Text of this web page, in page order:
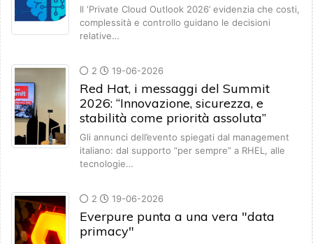
Il ‘Private Cloud Outlook 2026’ evidenzia che costi,
complessità e controllo guidano le decisioni
relative…
2 19-06-2026
Red Hat, i messaggi del Summit
2026: “Innovazione, sicurezza, e
stabilità come priorità assoluta”
Gli annunci dell’evento spiegati dal management
italiano: dal supporto “per sempre” a RHEL, alle
tecnologie…
2 19-06-2026
Everpure punta a una vera "data
primacy"